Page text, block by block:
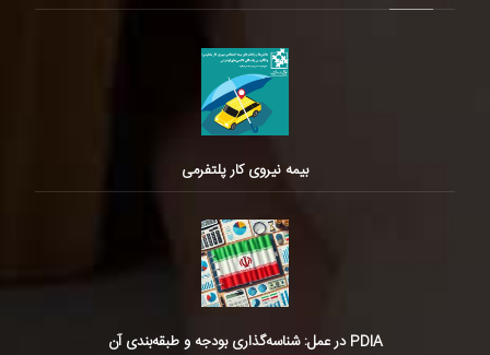
بیمه نیروی کار پلتفرمی
PDIA در عمل: شناسه‌گذاری بودجه و طبقه‌بندی آن